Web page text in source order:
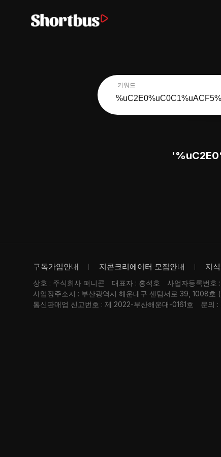
키워드
구독가입안내 지콘크리에이터 모집안내 지
상호 : 주식회사 퍼니콘 대표자 : 홍석호
사업자등록번호
사업장주소지 : 부산광역시 해운대구 센텀서로 39, 1008
통신판매업 신고번호 : 제 2022-부산해운대-0161호
문의